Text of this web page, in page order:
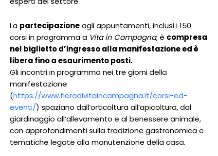
La partecipazioneagli appuntamenti, inclusi i 150
corsi in programma a Vita in Campagna, è compresa
nel biglietto d’ingresso alla manifestazione ed è
libera fino a esaurimento posti.
Gli incontri in programma nei tre giorni della
manifestazione
(https://www.fieradivitaincampagna.it/corsi-ed-
eventi/) spaziano dall’orticoltura all’apicoltura, dal
giardinaggio all’allevamento e al benessere animale,
con approfondimenti sulla tradizione gastronomica e
tematiche legate alla manutenzione della casa.